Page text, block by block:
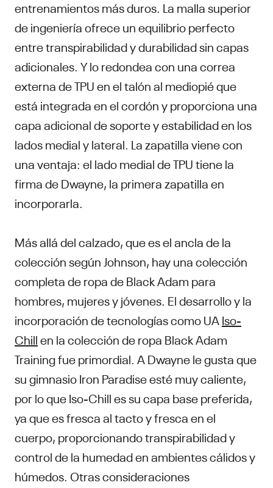
entrenamientos más duros. La malla superior
de ingeniería ofrece un equilibrio perfecto
entre transpirabilidad y durabilidad sin capas
adicionales. Y lo redondea con una correa
externa de TPU en el talón al mediopié que
está integrada en el cordón y proporciona una
capa adicional de soporte y estabilidad en los
lados medial y lateral. La zapatilla viene con
una ventaja: el lado medial de TPU tiene la
firma de Dwayne, la primera zapatilla en
incorporarla.
Más allá del calzado, que es el ancla de la
colección según Johnson, hay una colección
completa de ropa de Black Adam para
hombres, mujeres y jóvenes. El desarrollo y la
incorporación de tecnologías como UA Iso-
Chillen la colección de ropa Black Adam
Training fue primordial. A Dwayne le gusta que
su gimnasio Iron Paradise esté muy caliente,
por lo que Iso-Chill es su capa base preferida,
ya que es fresca al tacto y fresca en el
cuerpo, proporcionando transpirabilidad y
control de la humedad en ambientes cálidos y
húmedos. Otras consideraciones